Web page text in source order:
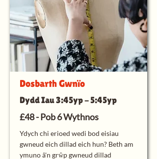
Dosbarth Gwnïo
Dydd Iau 3:45yp - 5:45yp
£48 - Pob 6 Wythnos
Ydych chi erioed wedi bod eisiau
gwneud eich dillad eich hun? Beth am
ymuno â'n grŵp gwneud dillad